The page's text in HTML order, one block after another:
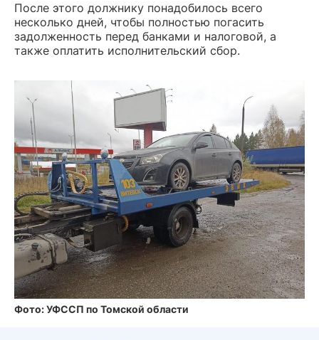
После этого должнику понадобилось всего
несколько дней, чтобы полностью погасить
задолженность перед банками и налоговой, а
также оплатить исполнительский сбор.
Фото: УФССП по Томской области